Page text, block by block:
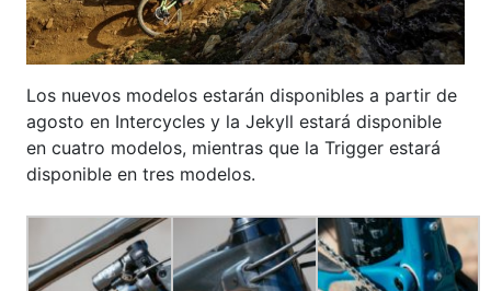
Los nuevos modelos estarán disponibles a partir de
agosto en Intercycles y la Jekyll estará disponible
en cuatro modelos, mientras que la Trigger estará
disponible en tres modelos.